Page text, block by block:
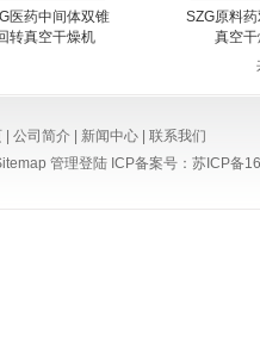
医药中间体双锥
转真空干燥机
SZG原料
真空
公司简介 新闻中心
联系我们
管理登陆 ICP备案号： 苏ICP备